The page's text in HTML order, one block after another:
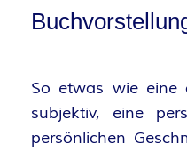
So etwas wie eine
subjektiv, eine
persönlichen